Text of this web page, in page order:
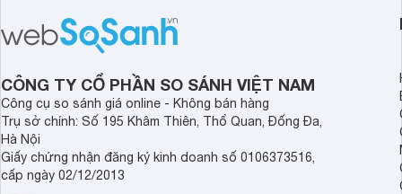
1 tuổi tốt mà mẹ bỉm nên lựa chọn.
CÔNG TY CỔ PHẦN SO SÁNH VIỆT NAM
Công cụ so sánh giá online - Không bán hàng
Trụ sở chính: Số 195 Khâm Thiên, Thổ Quan, Đống Đa,
Hà Nội
Giấy chứng nhận đăng ký kinh doanh số 0106373516,
cấp ngày 02/12/2013